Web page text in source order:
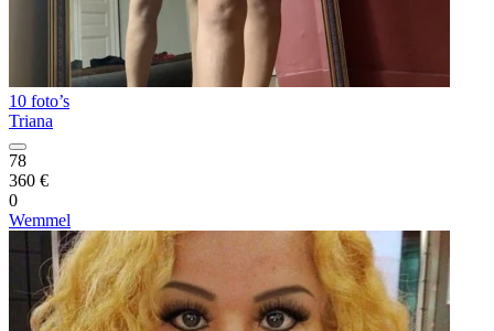
10 foto’s
Triana
78
360 €
0
Wemmel